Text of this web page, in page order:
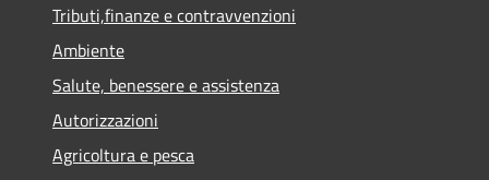
Tributi,finanze e contravvenzioni
Ambiente
Salute, benessere e assistenza
Autorizzazioni
Agricoltura e pesca